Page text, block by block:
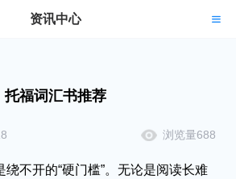
资讯中心
托福词汇书推荐
浏览量688
不开的“硬门槛”。无论是阅读长难